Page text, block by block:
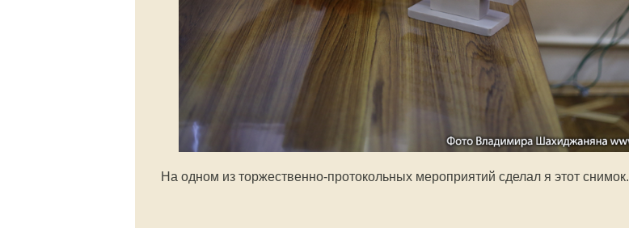
На одном из торжественно-протокольных мероприятий сделал я этот снимок.